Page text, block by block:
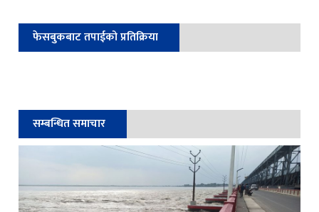
फेसबुकबाट तपाईको प्रतिक्रिया
सम्बन्धित समाचार